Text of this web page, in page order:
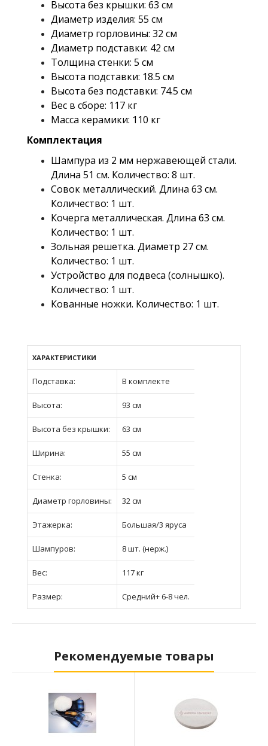
Высота без крышки: 63 см
Диаметр изделия: 55 см
Диаметр горловины: 32 см
Диаметр подставки: 42 см
Толщина стенки: 5 см
Высота подставки: 18.5 см
Высота без подставки: 74.5 см
Вес в сборе: 117 кг
Масса керамики: 110 кг
Комплектация
Шампура из 2 мм нержавеющей стали.
Длина 51 см. Количество: 8 шт.
Совок металлический. Длина 63 см.
Количество: 1 шт.
Кочерга металлическая. Длина 63 см.
Количество: 1 шт.
Зольная решетка. Диаметр 27 см.
Количество: 1 шт.
Устройство для подвеса (солнышко).
Количество: 1 шт.
Кованные ножки. Количество: 1 шт.
ХАРАКТЕРИСТИКИ
Подставка: В комплекте
Высота: 93 см
Высота без крышки: 63 см
Ширина: 55 см
Стенка: 5 см
Диаметр горловины: 32 см
Этажерка: Большая/3 яруса
Шампуров: 8 шт. (нерж.)
Вес: 117 кг
Размер: Средний+ 6-8 чел.
Рекомендуемые товары